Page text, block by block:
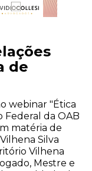
de
webinar "Ética
Federal da OAB
matéria de
Silva
Vilhena
Mestre e